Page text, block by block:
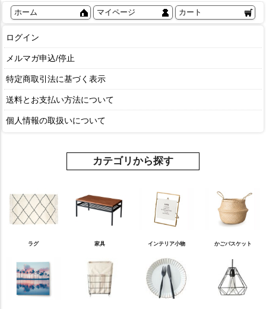
ホーム マイページ カート
ログイン
メルマガ申込/停止
特定商取引法に基づく表示
送料とお支払い方法について
個人情報の取扱いについて
カテゴリから探す
ラグ 家具 インテリア小物 かごバスケット